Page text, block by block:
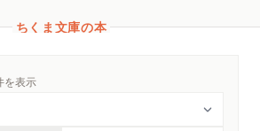
ちくま文庫の本
を表示